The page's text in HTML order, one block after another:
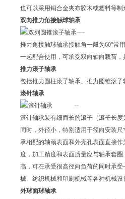
也可以采用铜合金夹布胶木或塑料等制
双向推力角接触球轴承
推力角接触球轴承接触角一般为60°常
一起配合使用，可承受双向轴向载荷
推力滚子轴承
包括推力圆柱滚子轴承、推力圆锥滚
滚针轴承
滚针轴承装有细而长的滚子（滚子长
同时，外径小，特别适用于径向安装
承相配的轴颈表面和外壳孔表面直接
度，加工精度和表面质量应与轴承套
高，可在承受很高径向负荷的同时承
械、纺织机械和印刷机械等各种机械
外球面球轴承